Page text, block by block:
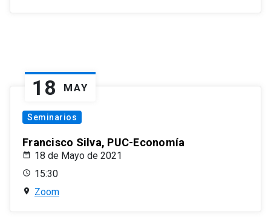
18 MAY
Seminarios
Francisco Silva, PUC-Economía
18 de Mayo de 2021
15:30
Zoom